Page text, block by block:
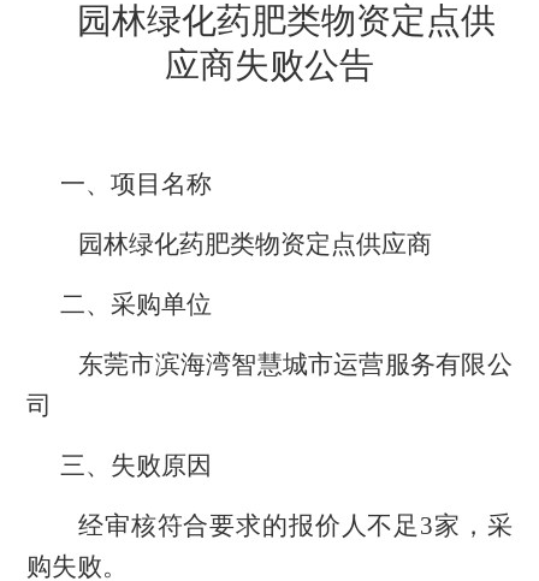
园林绿化药肥类物资定点供
应商失败公告
一、项目名称
园林绿化药肥类物资定点供应商
二、 采购单位
东莞市滨海湾智慧城市运营服务有限公
司
三、失败原因
经审核符合要求的报价人不足 3家，采
购失败。